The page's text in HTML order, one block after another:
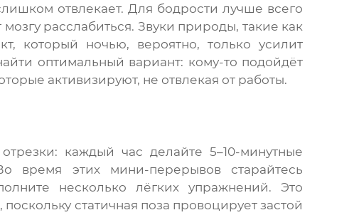
отвлекает. Для бодрости лучше всего
расслабиться. Звуки природы, такие как
который ночью, вероятно, только усилит
оптимальный вариант: кому-то подойдёт
активизируют, не отвлекая от работы.
каждый час делайте 5–10-минутные
время этих мини-перерывов старайтесь
несколько лёгких упражнений. Это
статичная поза провоцирует застой